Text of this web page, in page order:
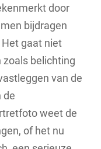
door
bijdragen
gaat niet
belichting
van de
de
weet de
of het nu